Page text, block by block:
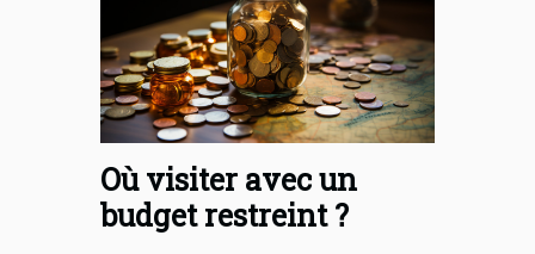
Où visiter avec un
budget restreint ?